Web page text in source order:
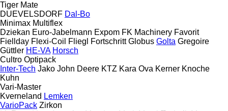
Tiger Mate
DUEVELSDORF Dal-Bo
Minimax Multiflex
Dziekan Euro-Jabelmann Expom FK Machinery Favorit
Fiellday Flexi-Coil Fliegl Fortschritt Globus Golta Gregoire
Güttler HE-VA Horsch
Cultro Optipack
Inter-Tech Jako John Deere KTZ Kara Ova Kerner Knoche
Kuhn
Vari-Master
Kverneland Lemken
VarioPack Zirkon